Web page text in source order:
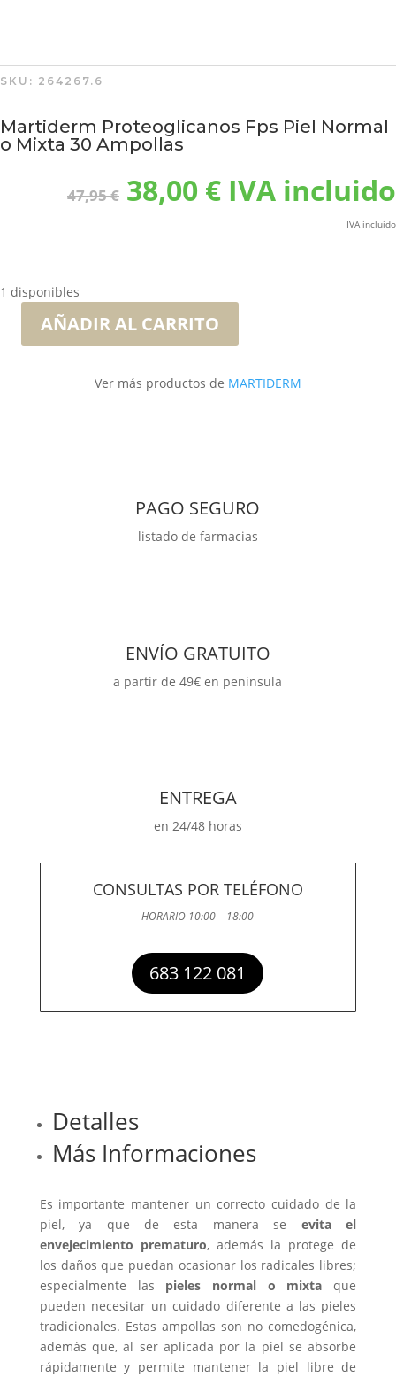
SKU: 264267.6
Martiderm Proteoglicanos Fps Piel Normal
o Mixta 30 Ampollas
47,95€ El
precio
era:
38,00 €El
precio
es:
IVA incluido
IVA incluido
1 disponibles
MartidermAÑADIR AL CARRITO
Ver más productos de MARTIDERM
PAGO SEGURO
listado de farmacias
ENVÍO GRATUITO
a partir de 49€ en peninsula
ENTREGA
en 24/48 horas
CONSULTAS POR TELÉFONO
HORARIO 10:00 – 18:00
683 122 081
Detalles
Más Informaciones
Es importante mantener un correcto cuidado de la
piel, ya que de esta manera se evita el
envejecimiento prematuro, además la protege de
los daños que puedan ocasionar los radicales libres;
especialmente las pieles normal o mixta que
pueden necesitar un cuidado diferente a las pieles
tradicionales. Estas ampollas son no comedogénica,
además que, al ser aplicada por la piel se absorbe
rápidamente y permite mantener la piel libre de